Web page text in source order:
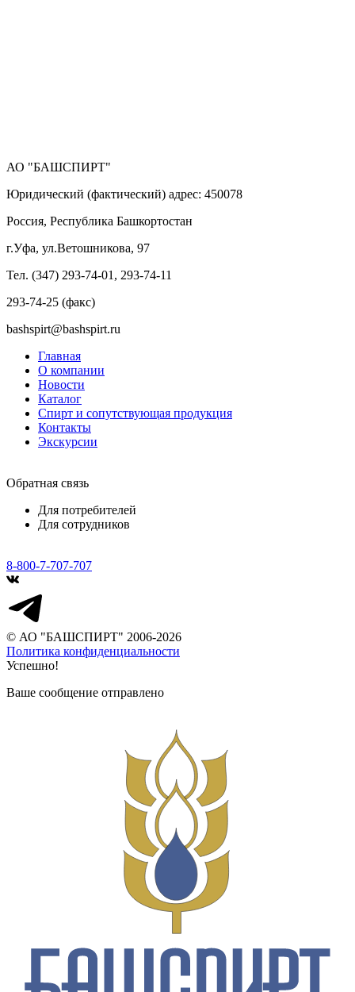
АО "БАШСПИРТ"
Юридический (фактический) адрес: 450078
Россия, Республика Башкортостан
г.Уфа, ул.Ветошникова, 97
Тел. (347) 293-74-01, 293-74-11
293-74-25 (факс)
bashspirt@bashspirt.ru
Главная
О компании
Новости
Каталог
Спирт и сопутствующая продукция
Контакты
Экскурсии
Обратная связь
Для потребителей
Для сотрудников
8-800-7-707-707
© АО "БАШСПИРТ" 2006-2026
Политика конфиденциальности
Успешно!
Ваше сообщение отправлено